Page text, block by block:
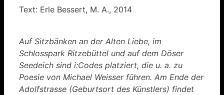
Text: Erle Bessert, M. A., 2014
Auf Sitzbänken an der Alten Liebe, im
Schlosspark Ritzebüttel und auf dem Döser
Seedeich sind i:Codes platziert, die u. a. zu
Poesie von Michael Weisser führen. Am Ende der
Adolfstrasse (Geburtsort des Künstlers) findet